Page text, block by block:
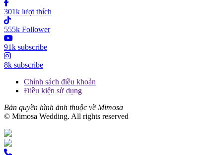
301k lượt thích
555k Follower
91k subscribe
8k subscribe
Chính sách điều khoản
Điều kiện sử dụng
Bản quyền hình ảnh thuộc về Mimosa
© Mimosa Wedding. All rights reserved